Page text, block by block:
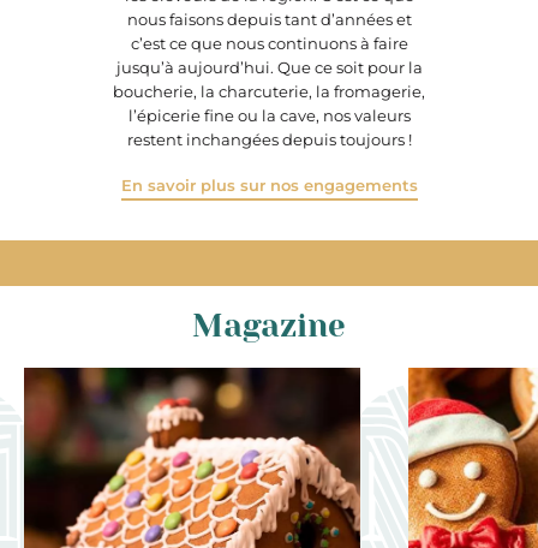
nous faisons depuis tant d’années et
c’est ce que nous continuons à faire
jusqu’à aujourd’hui. Que ce soit pour la
boucherie, la charcuterie, la fromagerie,
l’épicerie fine ou la cave, nos valeurs
restent inchangées depuis toujours !
En savoir plus sur nos engagements
Magazine